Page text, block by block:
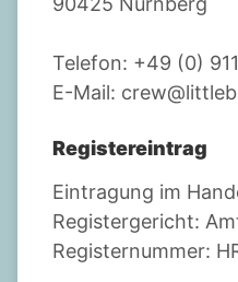
Telefon: +49 (0)
E-Mail:
Registereintrag
Eintragung im
Registergericht:
Registernummer: